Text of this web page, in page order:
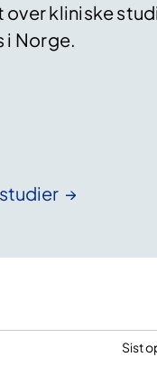
over kliniske
i Norge.
studier
Sist